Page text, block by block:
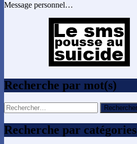
Message personnel…
Recherche par mot(s)
Rechercher :
Recherche par catégories